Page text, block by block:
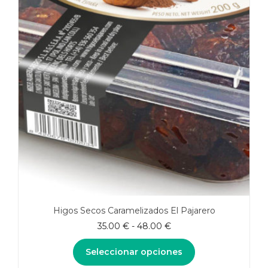
Higos Secos Caramelizados El Pajarero
35.00 € - 48.00 €Rango
de
precios:
desde
Seleccionar opciones